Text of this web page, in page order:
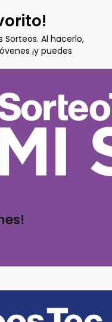
Al hacerlo,
¡y puedes